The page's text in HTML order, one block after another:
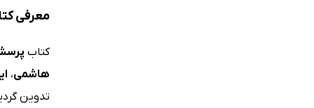
معرفی کتاب
کتاب پرسش‌های
هاشمی،
تدوین